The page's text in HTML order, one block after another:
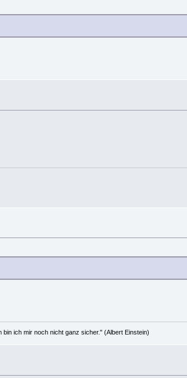
ich mir noch nicht ganz sicher." (Albert Einstein)